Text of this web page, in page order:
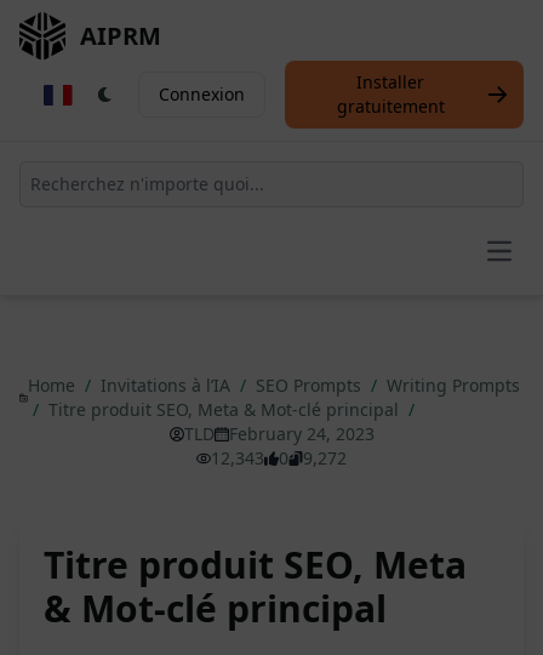
AIPRM
Connexion
Installer
gratuitement
Home / Invitations à l’IA / SEO Prompts / Writing Prompts
/ Titre produit SEO, Meta & Mot-clé principal /
TLD
February 24, 2023
12,343
0 9,272
Titre produit SEO, Meta
& Mot-clé principal